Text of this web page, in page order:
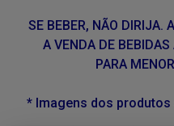
SE BEBER, NÃO DIRIJA.
A VENDA DE
PARA
* Imagens dos